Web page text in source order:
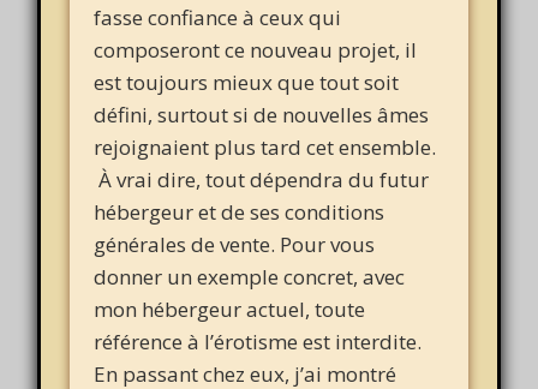
fasse confiance à ceux qui
composeront ce nouveau projet, il
est toujours mieux que tout soit
défini, surtout si de nouvelles âmes
rejoignaient plus tard cet ensemble.
À vrai dire, tout dépendra du futur
hébergeur et de ses conditions
générales de vente. Pour vous
donner un exemple concret, avec
mon hébergeur actuel, toute
référence à l’érotisme est interdite.
En passant chez eux, j’ai montré